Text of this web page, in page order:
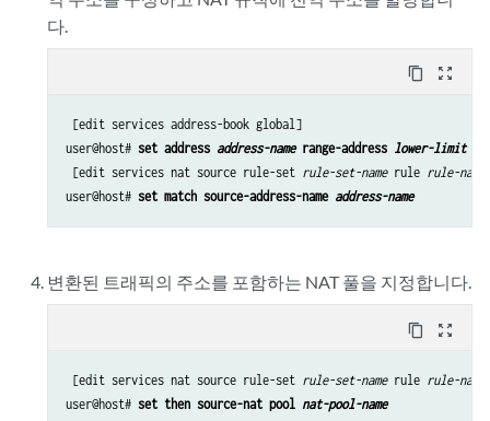
다.
content_copy zoom_out_map
[edit services address-book global]
user@host# set address address-name range-address lower-limit
[edit services nat source rule-set rule-set-name rule rule-name
user@host# set match source-address-name address-name
변환된 트래픽의 주소를 포함하는 NAT 풀을 지정합니다.
content_copy zoom_out_map
[edit services nat source rule-set rule-set-name rule rule-name
user@host# set then source-nat pool nat-pool-name